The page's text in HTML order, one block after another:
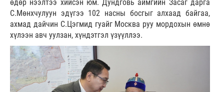
өдөр нээлтээ хийсэн юм. Дундговь аймгийн Засаг дарга
С.Мөнхчулуун эдүгээ 102 насны босгыг алхаад байгаа,
ахмад дайчин С.Цэгмид гуайг Москва руу мордохын өмнө
хүлээн авч уулзан, хүндэтгэл үзүүллээ.